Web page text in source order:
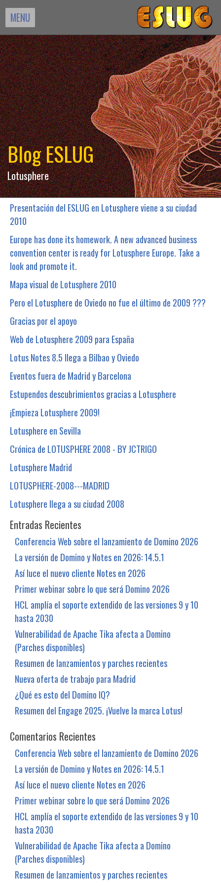
MENU
Blog ESLUG
Lotusphere
Presentación del ESLUG en Lotusphere viene a su ciudad
2010
Europe has done its homework. A new advanced business
convention center is ready for Lotusphere Europe. Take a
look and promote it.
Mapa visual de Lotusphere 2010
Pero el Lotusphere de Oviedo no fue el último de 2009 ???
Gracias por el apoyo
Web de Lotusphere 2009 para España
Lotus Notes 8.5 llega a Bilbao y Oviedo
Eventos fuera de Madrid y Barcelona
Estupendos descubrimientos gracias a Lotusphere
¡Empieza Lotusphere 2009!
Lotusphere en Sevilla
Crónica de LOTUSPHERE 2008 - BY JCTRIGO
Lotusphere Madrid
LOTUSPHERE-2008---MADRID
Lotusphere llega a su ciudad 2008
Entradas Recientes
Conferencia Web sobre el lanzamiento de Domino 2026
La versión de Domino y Notes en 2026: 14.5.1
Así luce el nuevo cliente Notes en 2026
Primer webinar sobre lo que será Domino 2026
HCL amplía el soporte extendido de las versiones 9 y 10
hasta 2030
Vulnerabilidad de Apache Tika afecta a Domino
(Parches disponibles)
Resumen de lanzamientos y parches recientes
Nueva oferta de trabajo para Madrid
¿Qué es esto del Domino IQ?
Resumen del Engage 2025. ¡Vuelve la marca Lotus!
Comentarios Recientes
Conferencia Web sobre el lanzamiento de Domino 2026
La versión de Domino y Notes en 2026: 14.5.1
Así luce el nuevo cliente Notes en 2026
Primer webinar sobre lo que será Domino 2026
HCL amplía el soporte extendido de las versiones 9 y 10
hasta 2030
Vulnerabilidad de Apache Tika afecta a Domino
(Parches disponibles)
Resumen de lanzamientos y parches recientes